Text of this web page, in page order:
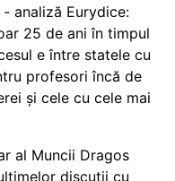
analiză Eurydice:
25 de ani în timpul
e între statele cu
profesori încă de
și cele cu cele mai
al Muncii Dragos
discuții cu